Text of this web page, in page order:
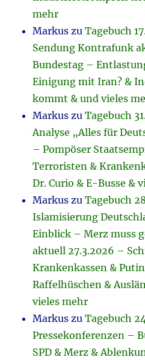
mehr
Markus zuTagebuch
Sendung Kontrafunk
Bundestag –
Einigung mit Iran? &
kommt & und vieles
Markus zuTagebuch
Analyse „Alles für
– Pompöser
Terroristen &
Dr. Curio & E-Busse &
Markus zuTagebuch
Islamisierung
Einblick – Merz muss
aktuell 27.3.2026 –
Krankenkassen &
Raffelhüschen &
vieles mehr
Markus zuTagebuch
Pressekonferenzen –
SPD & Merz &